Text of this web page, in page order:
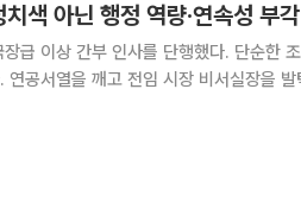
색 아닌 행정 역량·연속성 부각
사를 단행했다. 단순한 조직 개편으로 보기 어렵
발령했다고 3일 밝혔다